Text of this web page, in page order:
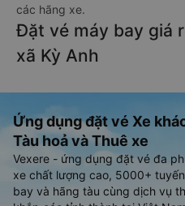
các hãng xe.
Đặt vé máy bay giá
xã Kỳ Anh
Ứng dụng đặt vé Xe
Tàu hoả và Thuê xe
Vexere - ứng dụng đặt vé đa
xe chất lượng cao, 5000+
bay và hãng tàu cùng dịch vụ